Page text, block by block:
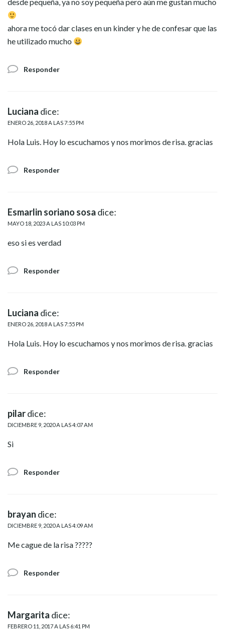
ahora me tocó dar clases en un kinder y he de confesar que las
he utilizado mucho
Responder
Luciana dice:
ENERO 26, 2018 A LAS 7:55 PM
Hola Luis. Hoy lo escuchamos y nos morimos de risa. gracias
Responder
Esmarlin soriano sosa dice:
MAYO 18, 2023 A LAS 10:03 PM
eso si es verdad
Responder
Luciana dice:
ENERO 26, 2018 A LAS 7:55 PM
Hola Luis. Hoy lo escuchamos y nos morimos de risa. gracias
Responder
pilardice:
DICIEMBRE 9, 2020 A LAS 4:07 AM
Si
Responder
brayan dice:
DICIEMBRE 9, 2020 A LAS 4:09 AM
Me cague de la risa ?????
Responder
Margarita dice:
FEBRERO 11, 2017 A LAS 6:41 PM